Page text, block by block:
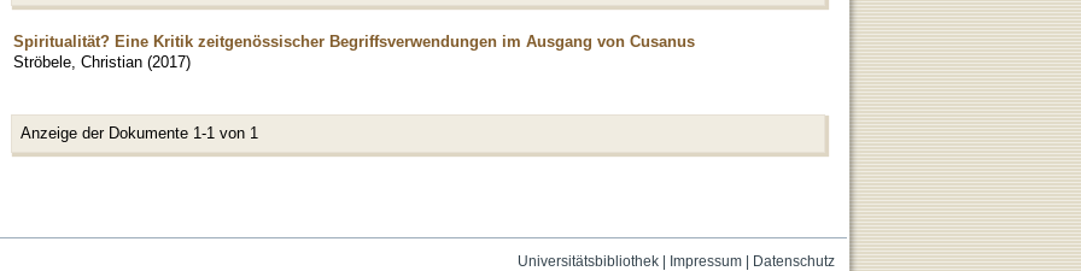
Spiritualität? Eine Kritik zeitgenössischer Begriffsverwendungen im Ausgang von Cusanus
Ströbele, Christian (2017)
Anzeige der Dokumente 1-1 von 1
Universitätsbibliothek| Impressum| Datenschutz